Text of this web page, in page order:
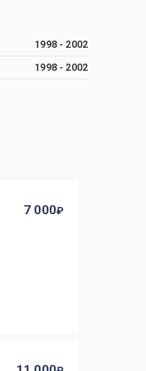
1998- 2002
1998- 2002
7 000